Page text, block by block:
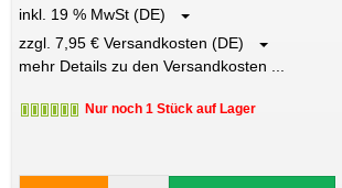
inkl. 19 % MwSt (DE)
zzgl. 7,95 € Versandkosten (DE)
mehr Details zu den Versandkosten ...
Nur noch 1 Stück auf Lager